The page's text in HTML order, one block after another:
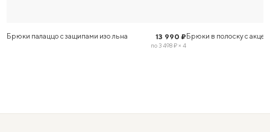
Брюки палаццо с защипами изо льна 13 990 ₽
по 3 498 ₽ × 4
Брюки в полоску с